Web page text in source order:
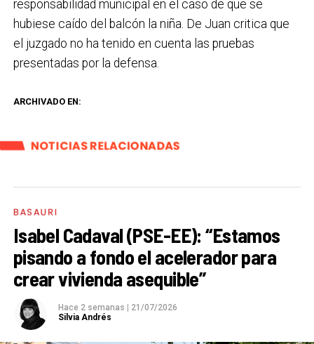
responsabilidad municipal en el caso de que se
hubiese caído del balcón la niña. De Juan critica que
el juzgado no ha tenido en cuenta las pruebas
presentadas por la defensa.
ARCHIVADO EN:
NOTICIAS RELACIONADAS
BASAURI
Isabel Cadaval (PSE-EE): “Estamos
pisando a fondo el acelerador para
crear vivienda asequible”
Hace 2 semanas
21/07/2026
Silvia Andrés